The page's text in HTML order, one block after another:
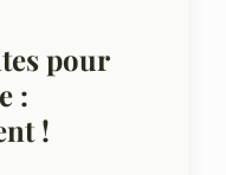
pour
:
!